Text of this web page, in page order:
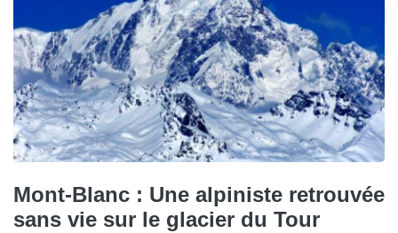
Mont-Blanc : Une alpiniste retrouvée
sans vie sur le glacier du Tour